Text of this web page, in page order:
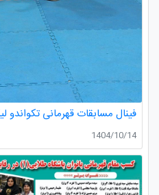
1404/10/14